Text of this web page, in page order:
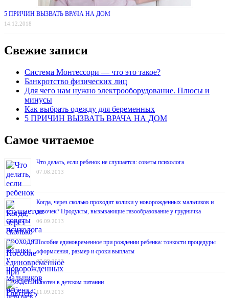
5 ПРИЧИН ВЫЗВАТЬ ВРАЧА НА ДОМ
14.12.2018
Свежие записи
Система Монтессори — что это такое?
Банкротство физических лиц
Для чего нам нужно электрооборудование. Плюсы и
минусы
Как выбрать одежду для беременных
5 ПРИЧИН ВЫЗВАТЬ ВРАЧА НА ДОМ
Самое читаемое
Что делать, если ребенок не слушается: советы психолога
07.08.2013
Когда, через сколько проходят колики у новорожденных мальчиков и
девочек? Продукты, вызывающие газообразование у грудничка
06.09.2013
Пособие единовременное при рождении ребенка: тонкости процедуры
оформления, размер и сроки выплаты
07.09.2013
Глютен в детском питании
11.09.2013